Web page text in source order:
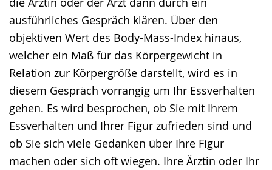
ausführliches Gespräch klären. Über den
objektiven Wert des Body-Mass-Index hinaus,
welcher ein Maß für das Körpergewicht in
Relation zur Körpergröße darstellt, wird es in
diesem Gespräch vorrangig um Ihr Essverhalten
gehen. Es wird besprochen, ob Sie mit Ihrem
Essverhalten und Ihrer Figur zufrieden sind und
ob Sie sich viele Gedanken über Ihre Figur
machen oder sich oft wiegen. Ihre Ärztin oder Ihr